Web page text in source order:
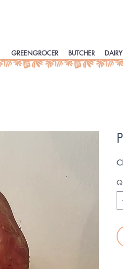
GREENGROCER
BUTCHER DAIRY